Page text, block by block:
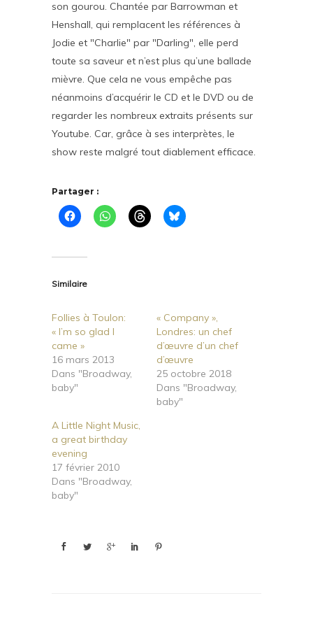
son gourou. Chantée par Barrowman et
Henshall, qui remplacent les références à
Jodie et "Charlie" par "Darling", elle perd
toute sa saveur et n’est plus qu’une ballade
mièvre. Que cela ne vous empêche pas
néanmoins d’acquérir le CD et le DVD ou de
regarder les nombreux extraits présents sur
Youtube. Car, grâce à ses interprètes, le
show reste malgré tout diablement efficace.
Partager :
Similaire
Follies à Toulon:
« I’m so glad I
came »
16 mars 2013
Dans "Broadway,
baby"
« Company »,
Londres: un chef
d’œuvre d’un chef
d’œuvre
25 octobre 2018
Dans "Broadway,
baby"
A Little Night Music,
a great birthday
evening
17 février 2010
Dans "Broadway,
baby"